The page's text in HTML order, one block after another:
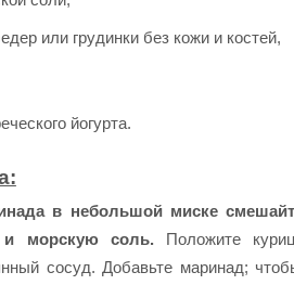
или грудинки без кожи и костей,
йогурта.
в небольшой миске
морскую соль.Положите
сосуд. Добавьте маринад;